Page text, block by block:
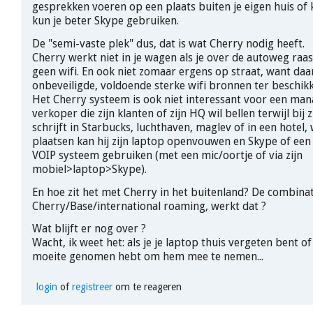
gesprekken voeren op een plaats buiten je eigen huis of
kun je beter Skype gebruiken.
De "semi-vaste plek" dus, dat is wat Cherry nodig heeft.
Cherry werkt niet in je wagen als je over de autoweg
geen wifi. En ook niet zomaar ergens op straat, want
onbeveiligde, voldoende sterke wifi bronnen ter
Het Cherry systeem is ook niet interessant voor een
verkoper die zijn klanten of zijn HQ wil bellen terwijl bij
schrijft in Starbucks, luchthaven, maglev of in een hotel,
plaatsen kan hij zijn laptop openvouwen en Skype of
VOIP systeem gebruiken (met een mic/oortje of via zijn
mobiel>laptop>Skype).
En hoe zit het met Cherry in het buitenland? De
Cherry/Base/international roaming, werkt dat ?
Wat blijft er nog over ?
Wacht, ik weet het: als je je laptop thuis vergeten bent
moeite genomen hebt om hem mee te nemen...
login ofregistreerom te reageren